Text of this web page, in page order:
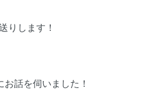
りします！
お話を伺いました！